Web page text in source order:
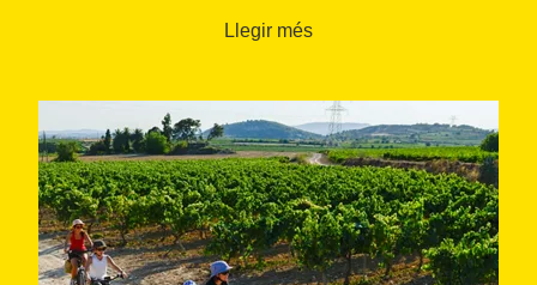
Un viatge per submergir-te al cor del
hi ha més enllà d'una copa de vi
L’enoturisme és un dels principals atractius per anar-
hi. Visitar el cor d'una regió vitivinícola és la forma
autèntica de descobrir-ne l'entorn natural i rural, les
seves tradicions, què representa la cultura del vi i,
sobretot, tastar-lo. LaRuta del Vi del Penedèset
convida a gaudir tot l’any d’experiències a cellers i
Llegir més